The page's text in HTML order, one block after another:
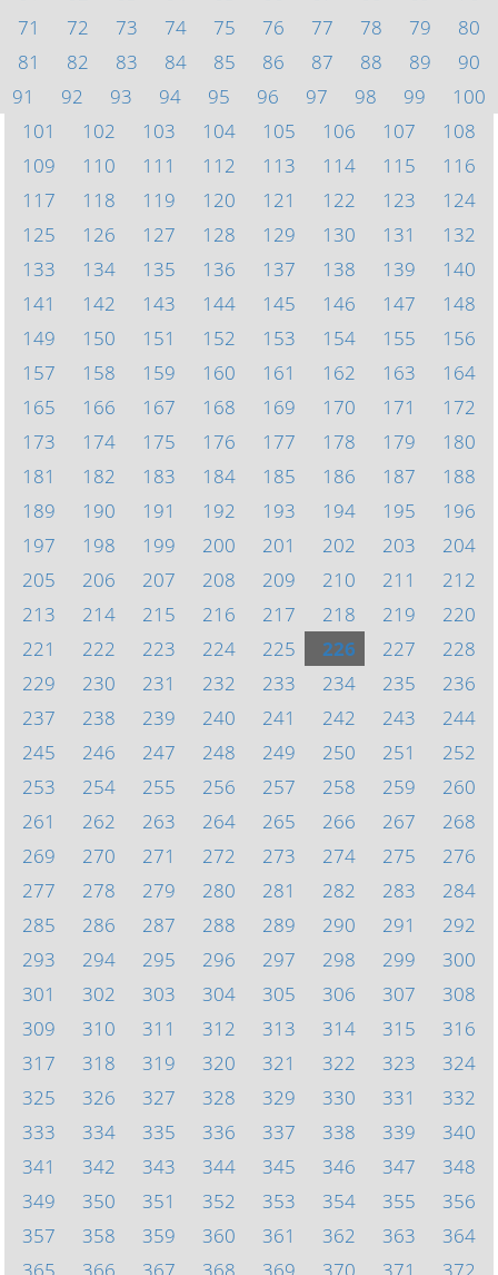
71
72 73 74 75 76 77 78 79
80
81
82 83 84 85 86 87 88 89
90
91
92 93 94 95 96 97 98 99
100
101
102 103 104 105 106 107
108
109
110 111 112 113 114 115
116
117
118 119 120 121 122 123
124
125
126 127 128 129 130 131
132
133
134 135 136 137 138 139
140
141
142 143 144 145 146 147
148
149
150 151 152 153 154 155
156
157
158 159 160 161 162 163
164
165
166 167 168 169 170 171
172
173
174 175 176 177 178 179
180
181
182 183 184 185 186 187
188
189
190 191 192 193 194 195
196
197
198 199 200 201 202 203
204
205
206 207 208 209 210 211
212
213
214 215 216 217 218 219
220
221
222 223 224 225 226 227
228
229
230 231 232 233 234 235
236
237
238 239 240 241 242 243
244
245
246 247 248 249 250 251
252
253
254 255 256 257 258 259
260
261
262 263 264 265 266 267
268
269
270 271 272 273 274 275
276
277
278 279 280 281 282 283
284
285
286 287 288 289 290 291
292
293
294 295 296 297 298 299
300
301
302 303 304 305 306 307
308
309
310 311 312 313 314 315
316
317
318 319 320 321 322 323
324
325
326 327 328 329 330 331
332
333
334 335 336 337 338 339
340
341
342 343 344 345 346 347
348
349
350 351 352 353 354 355
356
357
358 359 360 361 362 363
364